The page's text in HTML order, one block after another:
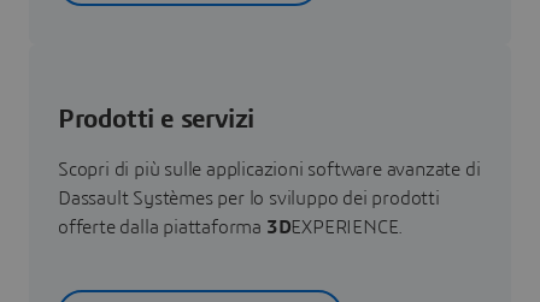
Prodotti e servizi
Scopri di più sulle applicazioni software avanzate di
Dassault Systèmes per lo sviluppo dei prodotti
offerte dalla piattaforma 3DEXPERIENCE.